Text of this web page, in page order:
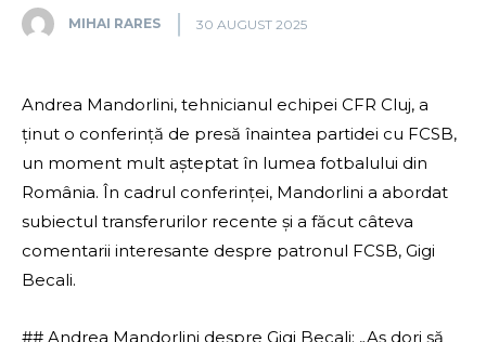
MIHAI RARES 30 AUGUST 2025
Andrea Mandorlini, tehnicianul echipei CFR Cluj, a
ținut o conferință de presă înaintea partidei cu FCSB,
un moment mult așteptat în lumea fotbalului din
România. În cadrul conferinței, Mandorlini a abordat
subiectul transferurilor recente și a făcut câteva
comentarii interesante despre patronul FCSB, Gigi
Becali.
## Andrea Mandorlini despre Gigi Becali: „Aș dori să